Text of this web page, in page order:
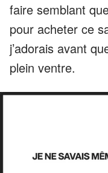
faire semblant
pour acheter ce
j’adorais avant
plein ventre.